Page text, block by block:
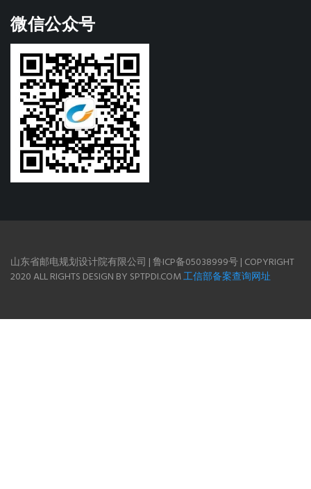
微信公众号
山东省邮电规划设计院有限公司 | 鲁ICP备05038999号 | COPYRIGHT
2020 ALL RIGHTS DESIGN BY SPTPDI.COM工信部备案查询网址